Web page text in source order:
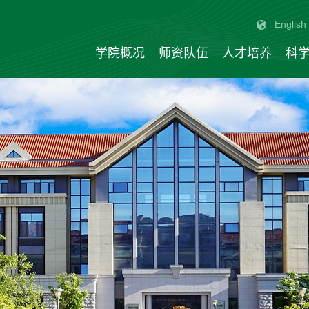
English
学院概况 师资队伍 人才培养 科